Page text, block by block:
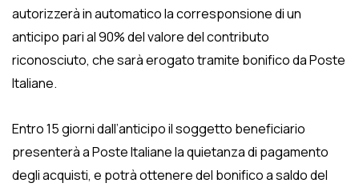
autorizzerà in automatico la corresponsione di un
anticipo pari al 90% del valore del contributo
riconosciuto, che sarà erogato tramite bonifico da Poste
Italiane.
Entro 15 giorni dall’anticipo il soggetto beneficiario
presenterà a Poste Italiane la quietanza di pagamento
degli acquisti, e potrà ottenere del bonifico a saldo del